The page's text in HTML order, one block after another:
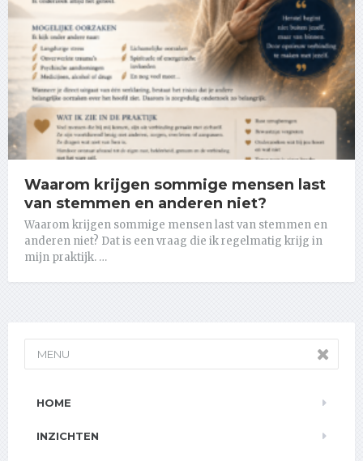
Waarom krijgen sommige mensen last
van stemmen en anderen niet?
Waarom krijgen sommige mensen last van stemmen en
anderen niet? Dat is een vraag die ik regelmatig krijg in
mijn praktijk. …
MENU
HOME
INZICHTEN